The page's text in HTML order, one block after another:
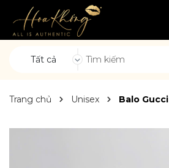
Tất cả
Trang chủ Unisex Balo Gucci